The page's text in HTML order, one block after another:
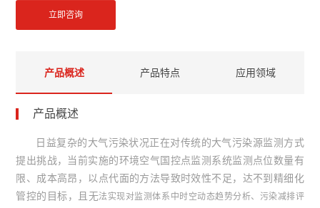
立即咨询
产品概述 产品特点 应用领域
产品概述
日益复杂的大气污染状况正在对传统的大气污染源监测方式
提出挑战，当前实施的环境空气国控点监测系统监测点位数量有
限、成本高昂，以点代面的方法导致时效性不足，达不到精细化
管控的目标，且无法实现对监测体系中时空动态趋势分析、污染减排评